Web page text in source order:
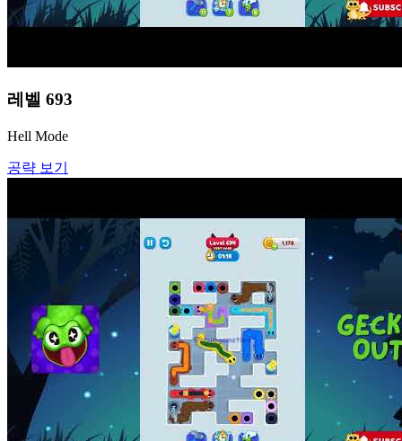
레벨 693
Hell Mode
공략 보기